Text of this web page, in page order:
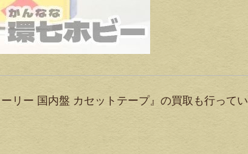
リー 国内盤 カセットテープ』の買取も行ってい